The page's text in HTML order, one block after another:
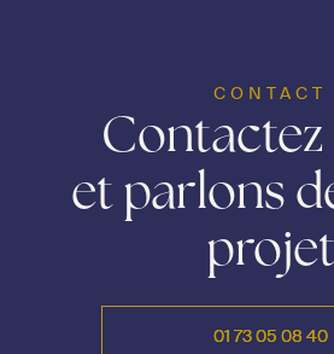
CONTACT
Contactez
et parlons
projet
01 73 05 08 40
01 73 05 08 40